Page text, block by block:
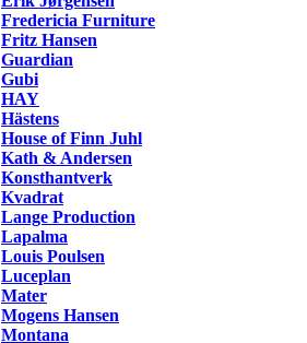
Fredericia Furniture
Fritz Hansen
Guardian
Gubi
HAY
Hästens
House of Finn Juhl
Kath & Andersen
Konsthantverk
Kvadrat
Lange Production
Lapalma
Louis Poulsen
Luceplan
Mater
Mogens Hansen
Montana